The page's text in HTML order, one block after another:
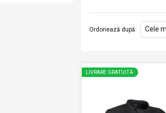
Ordonează după:
LIVRARE GRATUITĂ